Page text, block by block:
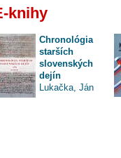
knihy
Chronológia
starších
slovenských
dejín
Lukačka, Ján